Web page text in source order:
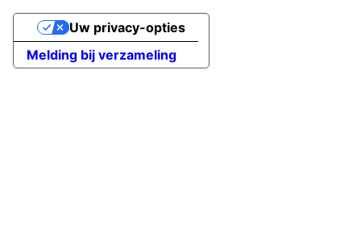
Melding bij verzameling
Uw privacy-opties